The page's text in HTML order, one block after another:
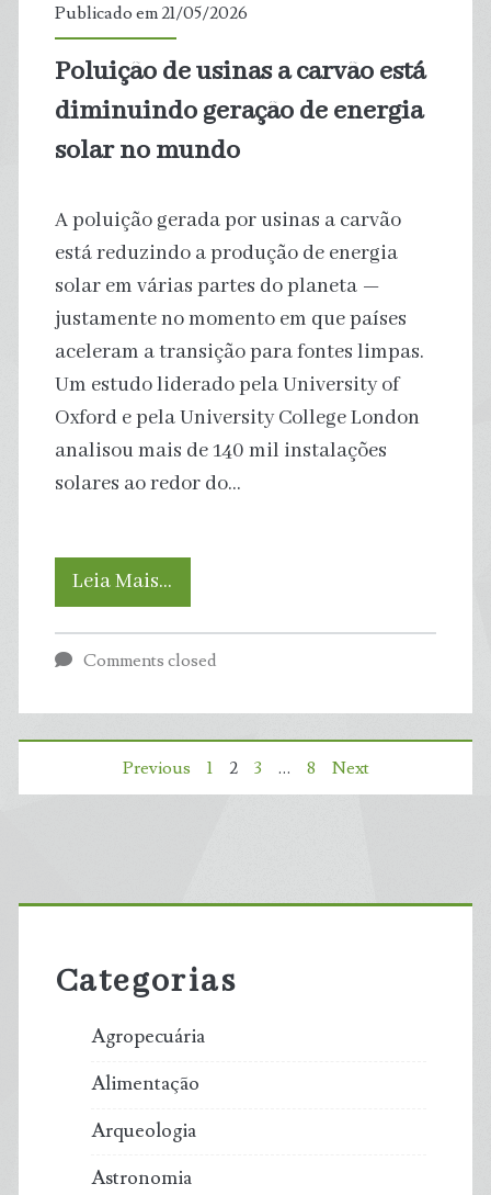
limpa
Publicado em 21/05/2026
Poluição de usinas a carvão está
diminuindo geração de energia
solar no mundo
A poluição gerada por usinas a carvão
está reduzindo a produção de energia
solar em várias partes do planeta —
justamente no momento em que países
aceleram a transição para fontes limpas.
Um estudo liderado pela University of
Oxford e pela University College London
analisou mais de 140 mil instalações
solares ao redor do…
Leia Mais…
de
carvão
de
energia
solar
no
mundo
Comments closed
Paginação
Previous 1 2 3 … 8 Next
Primary
Categorias
Agropecuária
Alimentação
Arqueologia
Astronomia